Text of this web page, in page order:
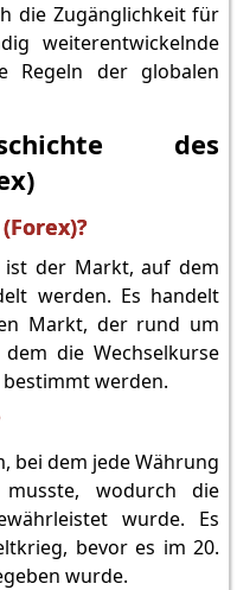
die Zugänglichkeit für
weiterentwickelnde
Regeln der globalen
des
ist der Markt, auf dem
werden. Es handelt
Markt, der rund um
die Wechselkurse
werden.
bei dem jede Währung
wodurch die
wurde. Es
bevor es im 20.
wurde.